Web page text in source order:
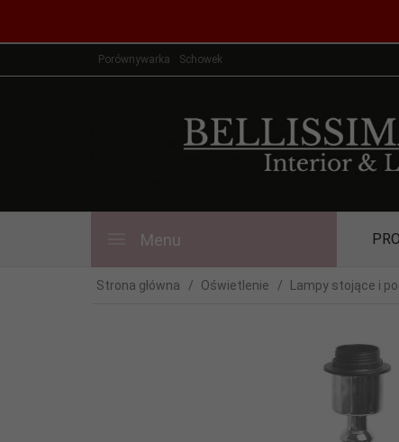
Porównywarka Schowek
Menu
Strona główna Oświetlenie Lampy stojące i